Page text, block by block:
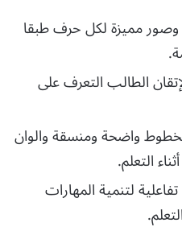
مميزة لكل حرف طبقا
الطالب التعرف على
واضحة ومنسقة والوان
التعلم.
لتنمية المهارات